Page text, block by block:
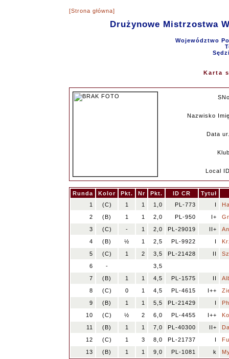
[Strona główna]
Drużynowe Mistrzostwa
Województwo
Karta
Nazwisko
Data
Local
Runda Kolor Pkt. Nr Pkt. ID CR
Tytuł
1
(C) 1 1 1,0 PL-773 I
2
(B) 1 1 2,0 PL-950 I+
3
(C) - 1 2,0 PL-29019 II+
4
(B) ½ 1 2,5 PL-9922 I
5
(C) 1 2 3,5 PL-21428 II
6
-
3,5
7
(B) 1 1 4,5 PL-1575 II
8
(C) 0 1 4,5 PL-4615 I++
9
(B) 1 1 5,5 PL-21429 I
10
(C) ½ 2 6,0 PL-4455 I++
11
(B) 1 1 7,0 PL-40300 II+
12
(C) 1 3 8,0 PL-21737 I
13
(B) 1 1 9,0 PL-1081 k